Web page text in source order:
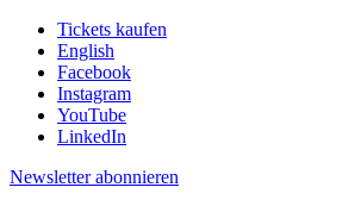
Tickets kaufen
English
Facebook
Instagram
YouTube
LinkedIn
Newsletter abonnieren